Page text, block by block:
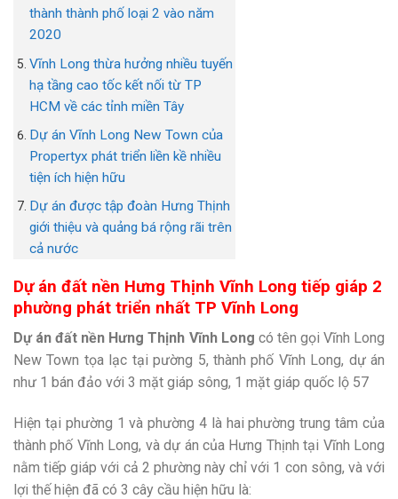
thành thành phố loại 2 vào năm
2020
Vĩnh Long thừa hưởng nhiều tuyến
hạ tầng cao tốc kết nối từ TP
HCM về các tỉnh miền Tây
Dự án Vĩnh Long New Town của
Propertyx phát triển liền kề nhiều
tiện ích hiện hữu
Dự án được tập đoàn Hưng Thịnh
giới thiệu và quảng bá rộng rãi trên
cả nước
Dự án đất nền Hưng Thịnh Vĩnh Long tiếp giáp 2
phường phát triển nhất TP Vĩnh Long
Dự án đất nền Hưng Thịnh Vĩnh Long có tên gọi Vĩnh Long
New Town tọa lạc tại pường 5, thành phố Vĩnh Long, dự án
như 1 bán đảo với 3 mặt giáp sông, 1 mặt giáp quốc lộ 57
Hiện tại phường 1 và phường 4 là hai phường trung tâm của
thành phố Vĩnh Long, và dự án của Hưng Thịnh tại Vĩnh Long
nằm tiếp giáp với cả 2 phường này chỉ với 1 con sông, và với
lợi thế hiện đã có 3 cây cầu hiện hữu là: